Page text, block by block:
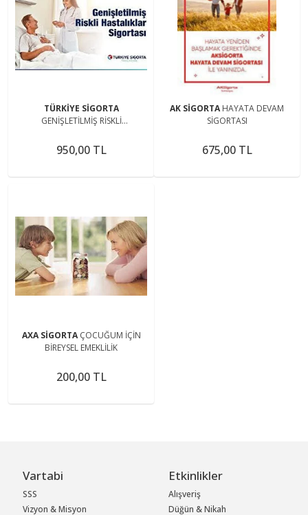
TÜRKİYE SİGORTA
GENİŞLETİLMİŞ RİSKLİ
950,00 TL
AK SİGORTAHAYATA DEVAM
SİGORTASI
675,00 TL
AXA SİGORTAÇOCUĞUM İÇİN
BİREYSEL EMEKLİLİK
200,00 TL
Vartabi
SSS
Vizyon & Misyon
Etkinlikler
Alışveriş
Düğün & Nikah